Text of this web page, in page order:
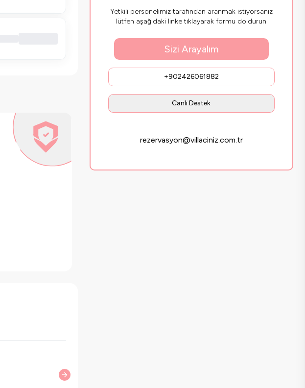
Yetkili personelimiz tarafından aranmak istiyorsanız
lütfen aşağıdaki linke tıklayarak formu doldurun
Sizi Arayalım
+902426061882
Canlı Destek
rezervasyon@villaciniz.com.tr